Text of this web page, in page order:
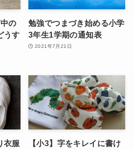
の
うす
勉強でつまづき始める小学
3年生1学期の通知表
2021年7月21日
衣服
【小3】字をキレイに書け